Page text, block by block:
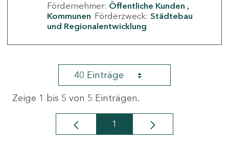
Fördernehmer: Öffentliche Kunden
Kommunen Förderzweck: Städtebau
und Regionalentwicklung
40 Einträge
Zeige 1 bis 5 von 5 Einträgen.
Seite
1